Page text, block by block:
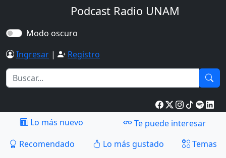
Podcast Radio UNAM
Modo oscuro
Ingresar | Registro
Lo más nuevo
Te puede interesar
Recomendado
Lo más gustado
Temas